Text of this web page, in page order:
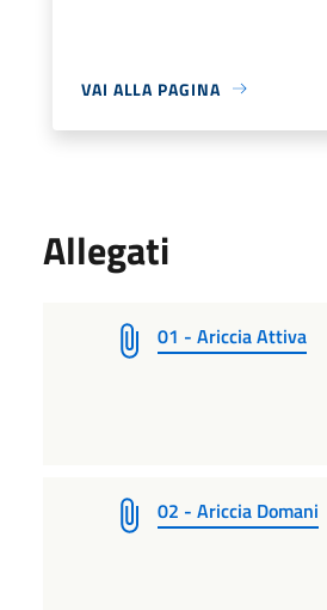
VAI ALLA PAGINA
Allegati
01 - Ariccia Attiva
02 - Ariccia Domani